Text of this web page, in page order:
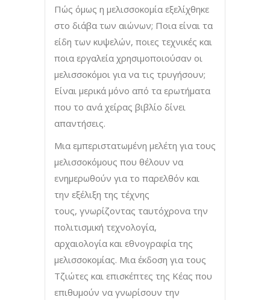
Πώς όμως η μελισσοκομία εξελίχθηκε
στο διάβα των αιώνων; Ποια είναι τα
είδη των κυψελών, ποιες τεχνικές και
ποια εργαλεία χρησιμοποιούσαν οι
μελισσοκόμοι για να τις τρυγήσουν;
Είναι μερικά μόνο από τα ερωτήματα
που το ανά χείρας βιβλίο δίνει
απαντήσεις.
Μια εμπεριστατωμένη μελέτη για τους
μελισσοκόμους που θέλουν να
ενημερωθούν για το παρελθόν και
την εξέλιξη της τέχνης
τους, γνωρίζοντας ταυτόχρονα την
πολιτισμική τεχνολογία,
αρχαιολογία και εθνογραφία της
μελισσοκομίας. Μια έκδοση για τους
Τζιώτες και επισκέπτες της Κέας που
επιθυμούν να γνωρίσουν την